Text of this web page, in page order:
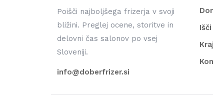
Poišči najboljšega frizerja v svoji
bližini. Preglej ocene, storitve in
delovni čas salonov po vsej
Sloveniji.
info@doberfrizer.si